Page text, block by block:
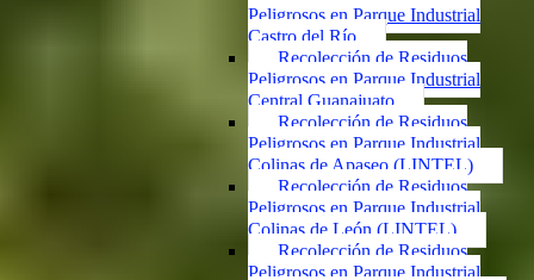
Peligrosos en Parque Industrial
Castro del Río
Recolección de Residuos
Peligrosos en Parque Industrial
Central Guanajuato
Recolección de Residuos
Peligrosos en Parque Industrial
Colinas de Apaseo (LINTEL)
Recolección de Residuos
Peligrosos en Parque Industrial
Colinas de León (LINTEL)
Recolección de Residuos
Peligrosos en Parque Industrial